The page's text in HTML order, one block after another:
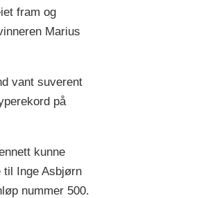
fram og
Marius
vant suverent
på
kunne
Inge Asbjørn
nummer 500.